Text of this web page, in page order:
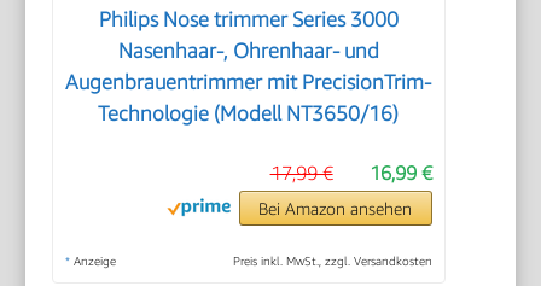
Philips Nose trimmer Series 3000
Nasenhaar-, Ohrenhaar- und
Augenbrauentrimmer mit PrecisionTrim-
Technologie (Modell NT3650/16)
16,99 €
17,99 €
Bei Amazon ansehen
* Anzeige Preis inkl. MwSt., zzgl. Versandkosten